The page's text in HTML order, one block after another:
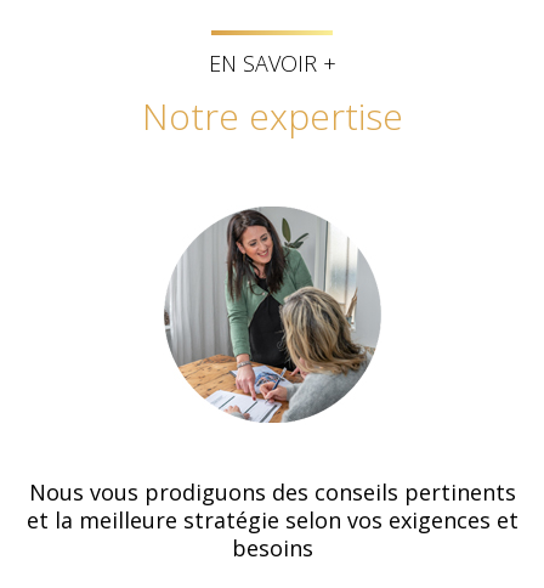
EN SAVOIR +
notre expertise
Nous vous prodiguons des conseils pertinents
et la meilleure stratégie selon vos exigences et
besoins